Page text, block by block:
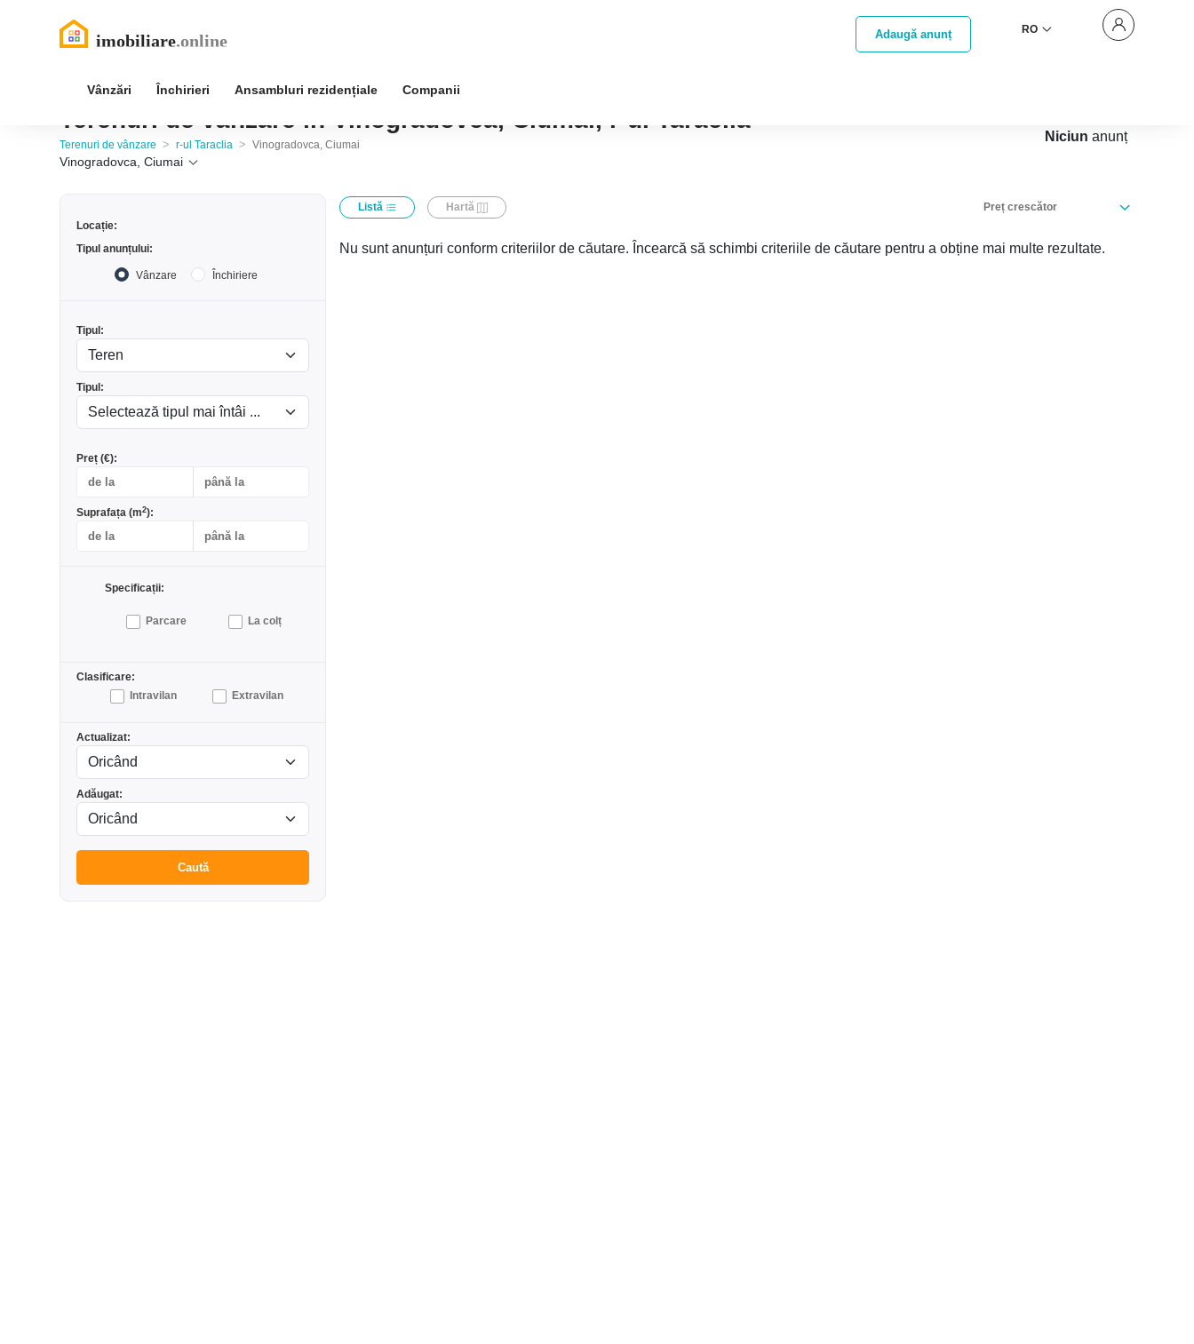
Adaugă anunț RO
Vânzări Închirieri Ansambluri rezidențiale Companii
Terenuri de vânzare în Vinogradovca, Ciumai, r-ul Taraclia
Terenuri de vânzare > r-ul Taraclia > Vinogradovca, Ciumai
Vinogradovca, Ciumai
Niciun anunț
Locație:
Tipul anunțului:
Vânzare Închiriere
Tipul:
Tipul:
Preț (€):
Suprafața (m2):
Specificații:
Parcare La colț
Clasificare:
Intravilan
Extravilan
Actualizat:
Adăugat:
Caută
Listă Hartă Preț crescător
Nu sunt anunțuri conform criteriilor de căutare. Încearcă să schimbi criteriile de căutare pentru a obține mai multe rezultate.